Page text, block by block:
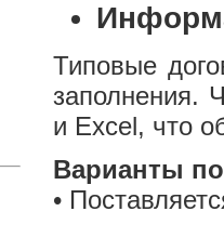
Типовые
заполнения.
и Excel, что
Варианты
•